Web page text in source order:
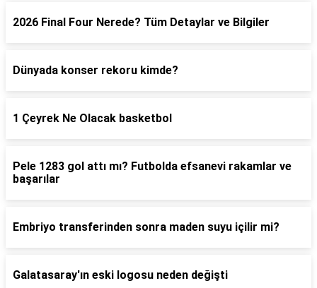
2026 Final Four Nerede? Tüm Detaylar ve Bilgiler
Dünyada konser rekoru kimde?
1 Çeyrek Ne Olacak basketbol
Pele 1283 gol attı mı? Futbolda efsanevi rakamlar ve
başarılar
Embriyo transferinden sonra maden suyu içilir mi?
Galatasaray'ın eski logosu neden değişti